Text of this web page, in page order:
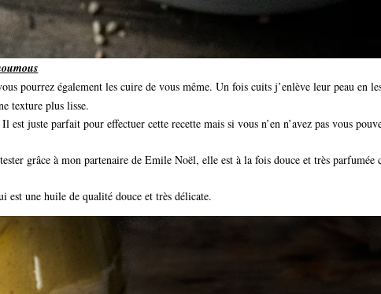
pourrez également les cuire de vous même. Un fois cuits j’enlève leur peau en
texture plus lisse.
est juste parfait pour effectuer cette recette mais si vous n’en n’avez pas vous
grâce à mon partenaire de Emile Noël, elle est à la fois douce et très parfumée
est une huile de qualité douce et très délicate.